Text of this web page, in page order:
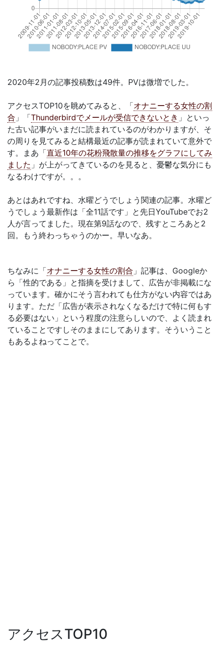
2020年2月の記事投稿数は49件。PVは微増でした。
アクセスTOP10を眺めてみると、「オナニーする女性の割
合 」「Thunderbirdでメールが受信できないとき 」といっ
た古い記事がいまだに読まれているのがわかりますが、そ
の周りを見てみると結構最近の記事が読まれていて意外で
す。まあ「直近10年の花粉飛散量の推移をグラフにしてみ
ました 」が上がってきているのを見ると、憂鬱な気分にも
なるわけですが。。。
あとはあれですね、水曜どうでしょう関連の記事。水曜ど
うでしょう最新作は「全11話です」と先日YouTubeでお2
人が言ってました。現在第9話なので、残すところあと2
回。もう終わっちゃうのかー。早いなあ。
ちなみに「オナニーする女性の割合 」記事は、Googleか
ら「性的である」と指摘を受けまして、広告が非掲載にな
っています。確かにそう言われても仕方がない内容ではあ
ります。ただ「広告が表示されなくなるだけで特に何もす
る必要はない」という程度の注意らしいので、よく読まれ
ていることですしそのままにしてあります。そういうこと
もあるよねってことで。
アクセスTOP10